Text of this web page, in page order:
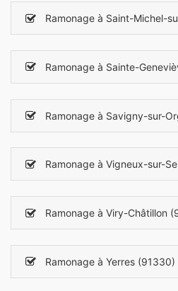
Ramonage à Saint-Michel-
Ramonage à Sainte-
Ramonage à Savigny-sur-
Ramonage à Vigneux-sur-
Ramonage à Viry-Châtillon
Ramonage à Yerres (91330)